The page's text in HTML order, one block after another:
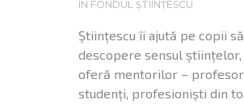
IN FONDUL ȘTIINȚESCU
Științescu îi ajută pe copii să
descopere sensul științelor,
oferă mentorilor –
studenți, profesioniști din